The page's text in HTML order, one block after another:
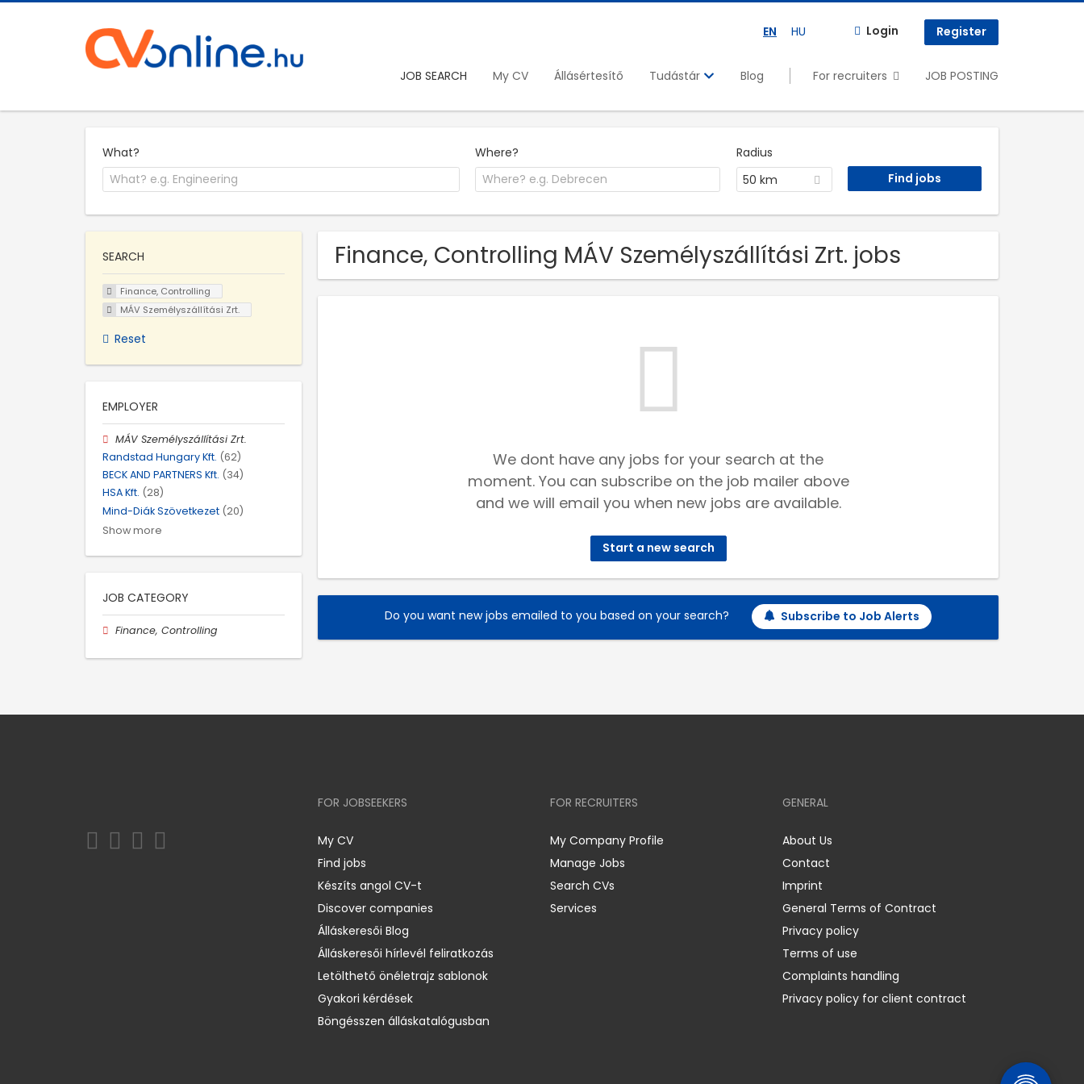
EN HU Login Register
JOB SEARCH My CV Állásértesítő Tudástár Blog For recruiters JOB POSTING
What? Where?
Radius
50 km
Finance, Controlling MÁV Személyszállítási Zrt. jobs
We dont have any jobs for your search at the
moment. You can subscribe on the job mailer above
and we will email you when new jobs are available.
Start a new search
Do you want new jobs emailed to you based on your search? Subscribe to Job Alerts
SEARCH
Finance, Controlling
MÁV Személyszállítási Zrt.
Reset
EMPLOYER
MÁV Személyszállítási Zrt.
Randstad Hungary Kft. (62)
BECK AND PARTNERS Kft. (34)
HSA Kft. (28)
Mind-Diák Szövetkezet (20)
Show more
JOB CATEGORY
Finance, Controlling
FOR JOBSEEKERS
My CV
Find jobs
Készíts angol CV-t
Discover companies
Álláskeresői Blog
Álláskeresői hírlevél feliratkozás
Letölthető önéletrajz sablonok
Gyakori kérdések
Böngésszen álláskatalógusban
FOR RECRUITERS
My Company Profile
Manage Jobs
Search CVs
Services
GENERAL
About Us
Contact
Imprint
General Terms of Contract
Privacy policy
Terms of use
Complaints handling
Privacy policy for client contract